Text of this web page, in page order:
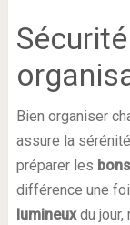
Bien organiser
assure la
préparer les
différence une
lumineuxdu jour,